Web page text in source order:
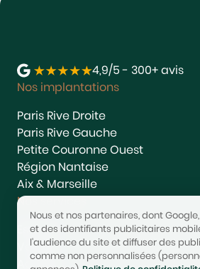
4,9/5 - 300+ avis
Nos implantations
Paris Rive Droite
Paris Rive Gauche
Petite Couronne Ouest
Région Nantaise
Aix & Marseille
Nos services
Estimer
Vendre
Acheter
Nous et nos partenaires, dont
et des identifiants publicitaires
l'audience du site et diffuser des
comme non personnalisées